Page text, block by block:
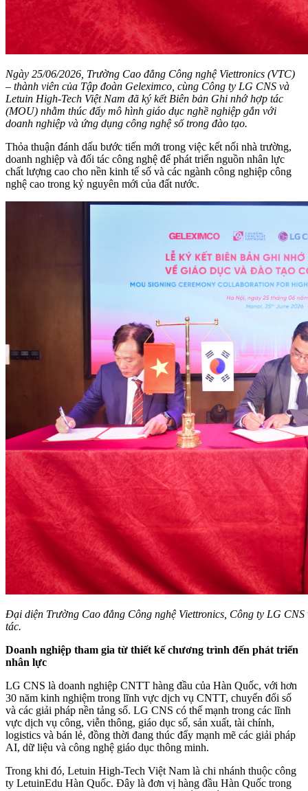
Ngày 25/06/2026, Trường Cao đẳng Công nghệ Viettronics (VTC)
– thành viên của Tập đoàn Geleximco, cùng Công ty LG CNS và
Letuin High-Tech Việt Nam đã ký kết Biên bản Ghi nhớ hợp tác
(MOU) nhằm thúc đẩy mô hình giáo dục nghề nghiệp gắn với
doanh nghiệp và ứng dụng công nghệ số trong đào tạo.
Thỏa thuận đánh dấu bước tiến mới trong việc kết nối nhà trường,
doanh nghiệp và đối tác công nghệ để phát triển nguồn nhân lực
chất lượng cao cho nền kinh tế số và các ngành công nghiệp công
nghệ cao trong kỷ nguyên mới của đất nước.
Đại diện Trường Cao đẳng Công nghệ Viettronics, Công ty LG
tác.
Doanh nghiệp tham gia từ thiết kế chương trình đến phát triển
nhân lực
LG CNS là doanh nghiệp CNTT hàng đầu của Hàn Quốc, với hơn
30 năm kinh nghiệm trong lĩnh vực dịch vụ CNTT, chuyển đổi số
và các giải pháp nền tảng số. LG CNS có thế mạnh trong các lĩnh
vực dịch vụ công, viễn thông, giáo dục số, sản xuất, tài chính,
logistics và bán lẻ, đồng thời đang thúc đẩy mạnh mẽ các giải pháp
AI, dữ liệu và công nghệ giáo dục thông minh.
Trong khi đó, Letuin High-Tech Việt Nam là chi nhánh thuộc công
ty LetuinEdu Hàn Quốc. Đây là đơn vị hàng đầu Hàn Quốc trong